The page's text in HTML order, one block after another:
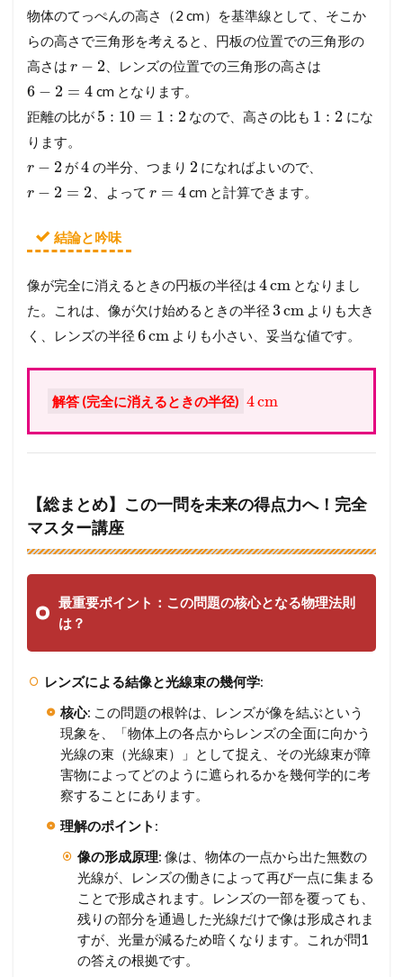
物体のてっぺんの高さ（2 cm）を基準線として、そこか
らの高さで三角形を考えると、円板の位置での三角形の
高さは r − 2 、レンズの位置での三角形の高さは
6 − 2 = 4 cm となります。
距離の比が 5 : 10 = 1 : 2 なので、高さの比も 1 : 2 にな
ります。
r − 2 が4 の半分、つまり 2 になればよいので、
r − 2 = 2 、よって r = 4cm と計算できます。
結論と吟味
像が完全に消えるときの円板の半径は 4cm となりまし
た。これは、像が欠け始めるときの半径 3cm よりも大き
く、レンズの半径 6cm よりも小さい、妥当な値です。
解答 (完全に消えるときの半径) 4cm
【総まとめ】この一問を未来の得点力へ！完全
マスター講座
最重要ポイント：この問題の核心となる物理法則
は？
レンズによる結像と光線束の幾何学:
核心: この問題の根幹は、レンズが像を結ぶという
現象を、「物体上の各点からレンズの全面に向かう
光線の束（光線束）」として捉え、その光線束が障
害物によってどのように遮られるかを幾何学的に考
察することにあります。
理解のポイント :
像の形成原理: 像は、物体の一点から出た無数の
光線が、レンズの働きによって再び一点に集まる
ことで形成されます。レンズの一部を覆っても、
残りの部分を通過した光線だけで像は形成されま
すが、光量が減るため暗くなります。これが問1
の答えの根拠です。